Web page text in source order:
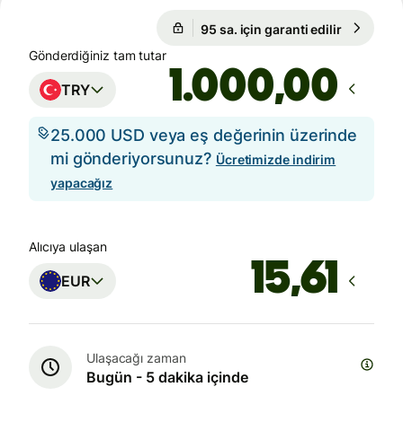
95 sa. için garanti edilir
Gönderdiğiniz tam tutar
TRY ,00
25.000 USD veya eş değerinin üzerinde
mi gönderiyorsunuz? Ücretimizde indirim
yapacağız
Alıcıya ulaşan
EUR
Ulaşacağı zaman
Bugün - 5 dakika içinde